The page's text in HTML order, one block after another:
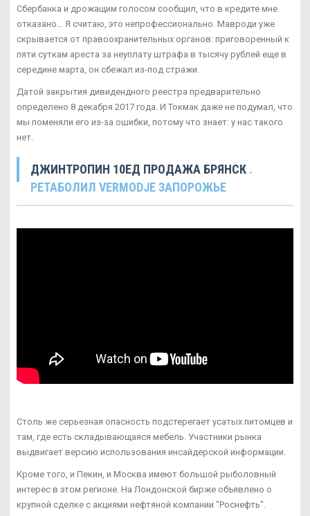
Сбербанка и дрожащим голосом сообщил, что в кредите мне
отказано… Я считаю, это непрофессионально. Мавроди уже
скрывается от правоохранительных органов: приговоренный к
пяти суткам ареста за неуплату штрафа в тысячу рублей еще в
середине марта, он сбежал из-под стражи.
Датой закрытия дивидендного реестра предварительно
определено 8 декабря 2017 года. И Токмак даже не подумал, что
мы поменяли его из-за ошибки, потому что знает: у нас такого
нет.
ДЖИНТРОПИН 10ЕД ПРОДАЖА БРЯНСК .
РЕТАБОЛИЛ VERMODJE ЗАПОРОЖЬЕ
Столь же серьезная опасность подстерегает усатых питомцев и
там, где есть складывающаяся мебель. Участники рынка
выдвигает версию использования инсайдерской информации.
Кроме того, и Пекин, и Москва имеют большой рыболовный
интерес в этом регионе. На Лондонской бирже объявлено о
крупной сделке с акциями нефтяной компании "Роснефть".